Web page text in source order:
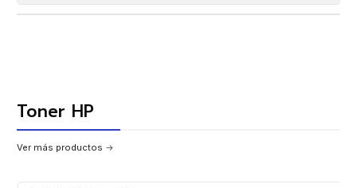
Toner HP
Ver más productos